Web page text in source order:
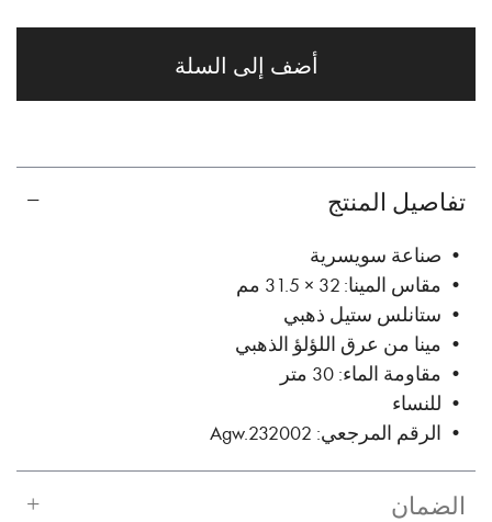
أضف إلى السلة
تفاصيل المنتج
• صناعة سويسرية
• مقاس المينا: 32 × 31.5 مم
• ستانلس ستيل ذهبي
• مينا من عرق اللؤلؤ الذهبي
• مقاومة الماء: 30 متر
• للنساء
• الرقم المرجعي: Agw.232002
الضمان